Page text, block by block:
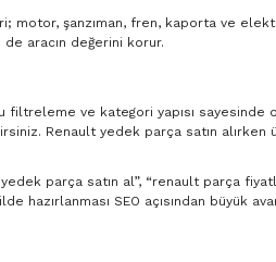
motor, şanzıman, fren, kaporta ve
de aracın değerini korur.
filtreleme ve kategori yapısı sayesinde
Renault yedek parça satın alırken
yedek parça satın al”, “renault parça
hazırlanması SEO açısından büyük